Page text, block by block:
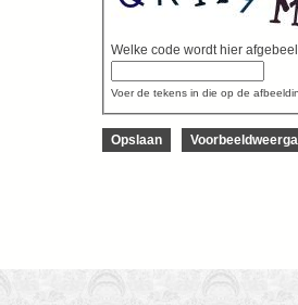
Welke code wordt hier
Voer de tekens in die op de